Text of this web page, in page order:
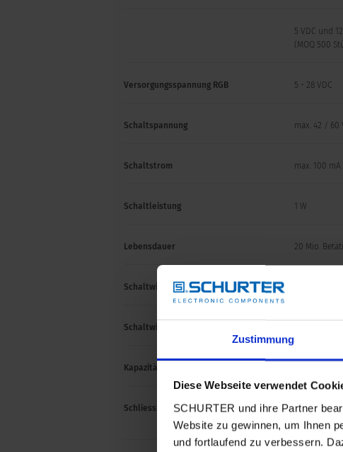
Zustimmung
Diese Webseite verwendet
SCHURTER und ihre Partner
Website zu gewinnen, um Ihnen
und fortlaufend zu verbessern.
5 VDC und
(MOQ 500
Versorgungsspannung RGB 5 - 28 VDC
Schaltspannung max. 42 / 60
Schaltstrom max. 100 mA
Schaltleistung 1 W
Lebensdauer 20 Mio.
Schaltwiderstand offen
Schaltwiderstand geschlossen
Kapazität
Schliessimpulsdauer
20- 1000
-dauer, -